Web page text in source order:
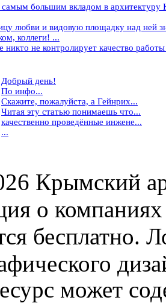
большим вкладом в архитектуру
любви и видовую площадку над ней
коллеги! ...
никто не контролирует качество
Добрый день!
По инфо...
Скажите, пожалуйста, а Гейнрих...
Читая эту статью понимаешь что...
качественно проведённые инжене...
...
Крымский
о компаниях
бесплатно.
может